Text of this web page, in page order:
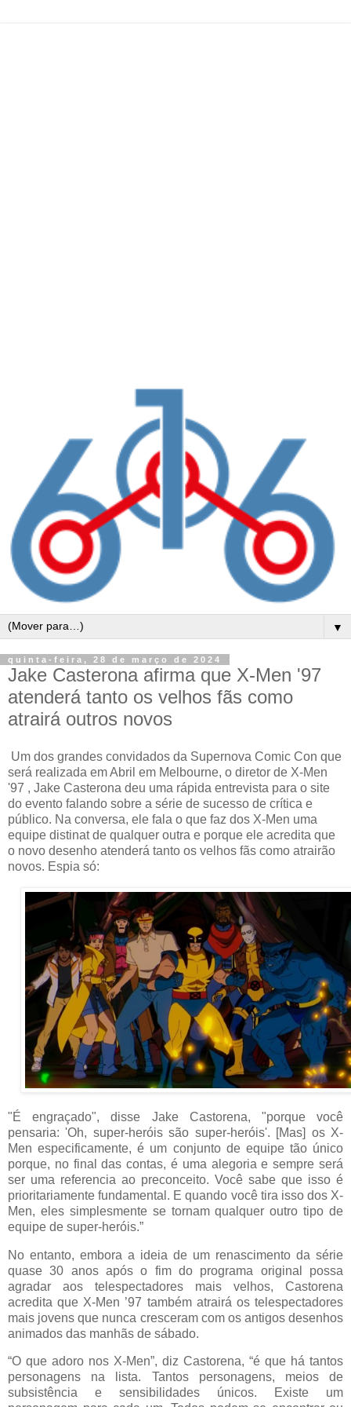
▼
quinta-feira, 28 de março de 2024
Jake Casterona afirma que X-Men '97
atenderá tanto os velhos fãs como
atrairá outros novos
Um dos grandes convidados da Supernova Comic Con que
será realizada em Abril em Melbourne, o diretor de X-Men
'97 , Jake Casterona deu uma rápida entrevista para o site
do evento falando sobre a série de sucesso de crítica e
público. Na conversa, ele fala o que faz dos X-Men uma
equipe distinat de qualquer outra e porque ele acredita que
o novo desenho atenderá tanto os velhos fãs como atrairão
novos. Espia só:
"É engraçado", disse Jake Castorena, "porque você
pensaria: 'Oh, super-heróis são super-heróis'. [Mas] os X-
Men especificamente, é um conjunto de equipe tão único
porque, no final das contas, é uma alegoria e sempre será
ser uma referencia ao preconceito. Você sabe que isso é
prioritariamente fundamental. E quando você tira isso dos X-
Men, eles simplesmente se tornam qualquer outro tipo de
equipe de super-heróis.”
No entanto, embora a ideia de um renascimento da série
quase 30 anos após o fim do programa original possa
agradar aos telespectadores mais velhos, Castorena
acredita que X-Men ’97 também atrairá os telespectadores
mais jovens que nunca cresceram com os antigos desenhos
animados das manhãs de sábado.
“O que adoro nos X-Men”, diz Castorena, “é que há tantos
personagens na lista. Tantos personagens, meios de
subsistência e sensibilidades únicos. Existe um